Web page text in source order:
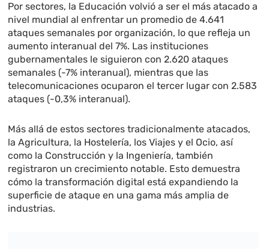
Por sectores, la Educación volvió a ser el más atacado a
nivel mundial al enfrentar un promedio de 4.641
ataques semanales por organización, lo que refleja un
aumento interanual del 7%. Las instituciones
gubernamentales le siguieron con 2.620 ataques
semanales (-7% interanual), mientras que las
telecomunicaciones ocuparon el tercer lugar con 2.583
ataques (-0,3% interanual).
Más allá de estos sectores tradicionalmente atacados,
la Agricultura, la Hostelería, los Viajes y el Ocio, así
como la Construcción y la Ingeniería, también
registraron un crecimiento notable. Esto demuestra
cómo la transformación digital está expandiendo la
superficie de ataque en una gama más amplia de
industrias.